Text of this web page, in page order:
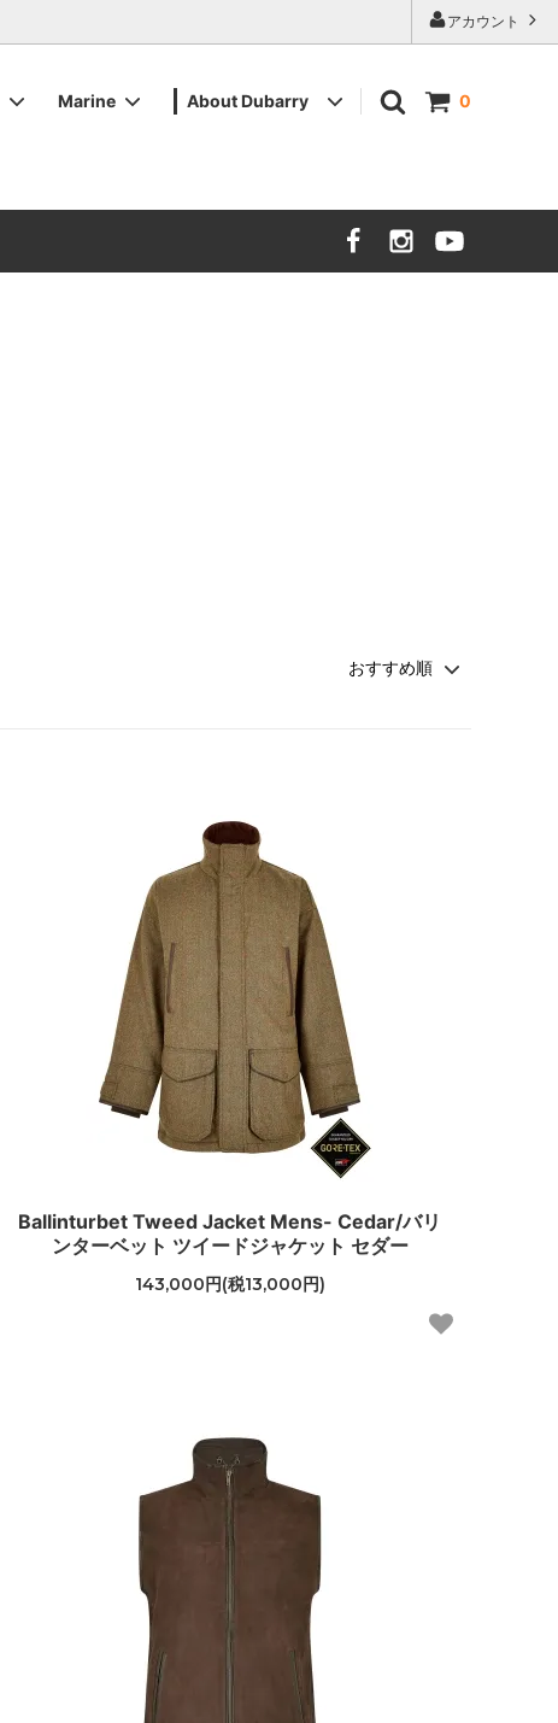
アカウント
0
Marine About Dubarry
Ballinturbet Tweed Jacket Mens- Cedar/バリ
ンターベット ツイードジャケット セダー
143,000円(税13,000円)